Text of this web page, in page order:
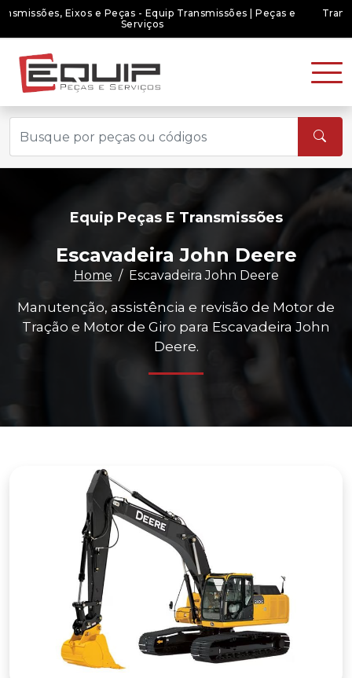
Transmissões, Eixos e Peças - Equip Transmissões | Peças e
Serviços
Equip Peças E Transmissões
Escavadeira John Deere
Home Escavadeira John Deere
Manutenção, assistência e revisão de Motor de
Tração e Motor de Giro para Escavadeira John
Deere.